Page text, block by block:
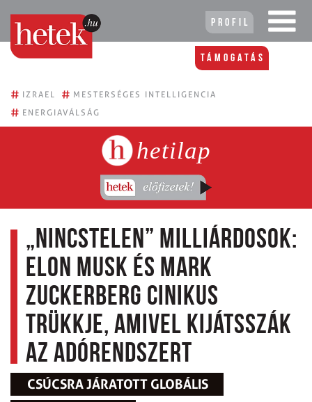
Profil
Támogatás
# IZRAEL # MESTERSÉGES INTELLIGENCIA
# ENERGIAVÁLSÁG
hetilap
„Nincstelen” milliárdosok:
Elon Musk és Mark
Zuckerberg cinikus
trükkje, amivel kijátsszák
az adórendszert
CSÚCSRA JÁRATOTT GLOBÁLIS